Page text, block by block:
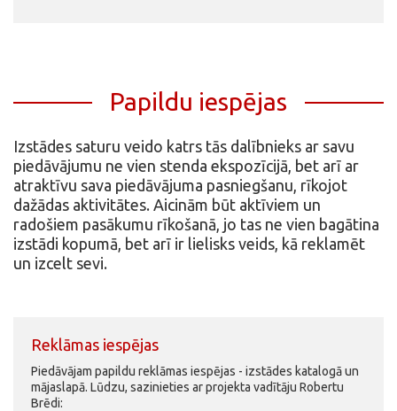
Papildu iespējas
Izstādes saturu veido katrs tās dalībnieks ar savu
piedāvājumu ne vien stenda ekspozīcijā, bet arī ar
atraktīvu sava piedāvājuma pasniegšanu, rīkojot
dažādas aktivitātes. Aicinām būt aktīviem un
radošiem pasākumu rīkošanā, jo tas ne vien bagātina
izstādi kopumā, bet arī ir lielisks veids, kā reklamēt
un izcelt sevi.
Reklāmas iespējas
Piedāvājam papildu reklāmas iespējas - izstādes katalogā un
mājaslapā. Lūdzu, sazinieties ar projekta vadītāju Robertu
Brēdi: